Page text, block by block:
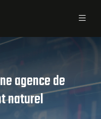
agence de
naturel